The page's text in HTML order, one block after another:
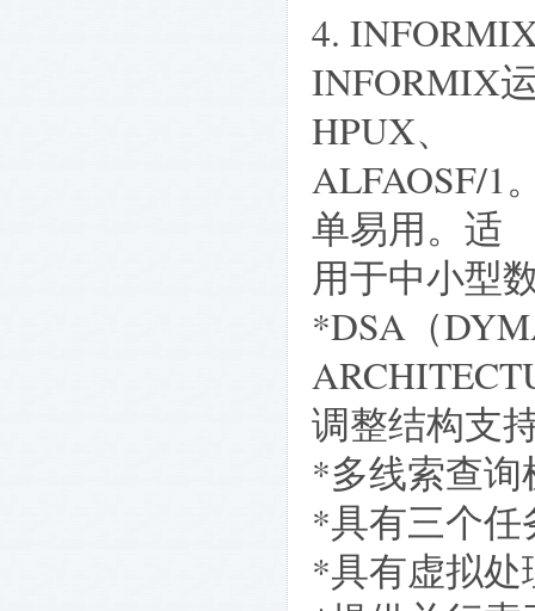
4.
INFORMIX
HPUX、
ALFAOSF/1
单易用。适
用于中小型
*DSA（
调整结构支
*多线索查询
*具有三个任
*具有虚拟处